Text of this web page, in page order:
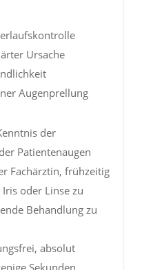
Ursache
Augenprellung
der
Patientenaugen
Fachärztin, frühzeitig
oder Linse zu
Behandlung zu
absolut
Sekunden.